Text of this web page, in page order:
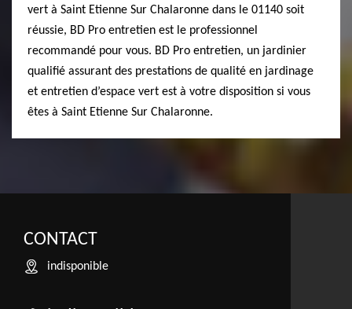
vert à Saint Etienne Sur Chalaronne dans le 01140 soit
réussie, BD Pro entretien est le professionnel
recommandé pour vous. BD Pro entretien, un jardinier
qualifié assurant des prestations de qualité en jardinage
et entretien d’espace vert est à votre disposition si vous
êtes à Saint Etienne Sur Chalaronne.
CONTACT
indisponible